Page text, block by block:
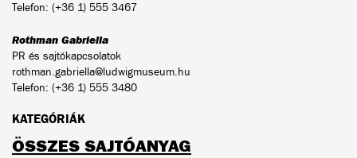
Telefon: (+36 1) 555 3467
Rothman Gabriella
PR és sajtókapcsolatok
rothman.gabriella@ludwigmuseum.hu
Telefon: (+36 1) 555 3480
KATEGÓRIÁK
ÖSSZES SAJTÓANYAG